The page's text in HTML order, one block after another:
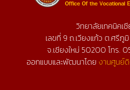
วิทยาลัยเทคนิคเ
เลขที่ 9 ถ.เวียงแก้ว ต.ศรีภู
จ.เชียงใหม่ 50200 โทร.
ออกแบบและพัฒนาโดย งานศูนย์